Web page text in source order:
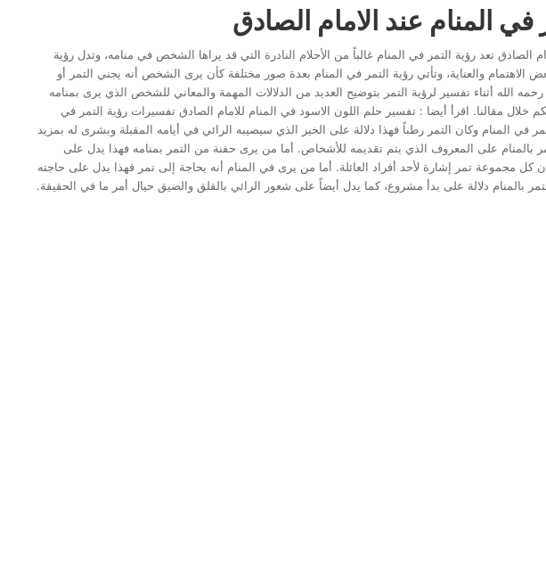
في المنام عند الامام الصادق
الصادق تعد رؤية التمر في المنام غالباً من الأحلام النادرة التي قد يراها الشخص في منامه، وتدل رؤية
الاهتمام والعناية، وتأتي رؤية التمر في المنام بعدة صور مختلفة كأن يرى الشخص أنه يجني التمر أو
رحمه الله أثناء تفسير لرؤية التمر بتوضيح العديد من الدلالات المهمة والمعاني للشخص الذي يرى بمنامه
خلال مقالنا. اقرأ أيضا : تفسير حلم اللون الاسود في المنام للامام الصادق تفسيرات رؤية التمر في
في المنام وكان التمر رطباً فهذا دلالة على الخير الذي سيصيبه الرائي في أيامه المقبلة وبشرى له بمزيد
بالمنام على المعروف الذي يتم تقديمه للأشخاص. أما من يرى حفنة من التمر بمنامه فهذا يدل على
مجموعة تمر إشارة لأحد أفراد العائلة. أما من يرى في المنام أنه بحاجة إلى تمر فهذا يدل على حاجته
التمر بالمنام دلالة على بدأ مشروع، كما يدل أيضاً على شعور الرائي بالقلق والضيق حيال أمر ما في الحقيقة.